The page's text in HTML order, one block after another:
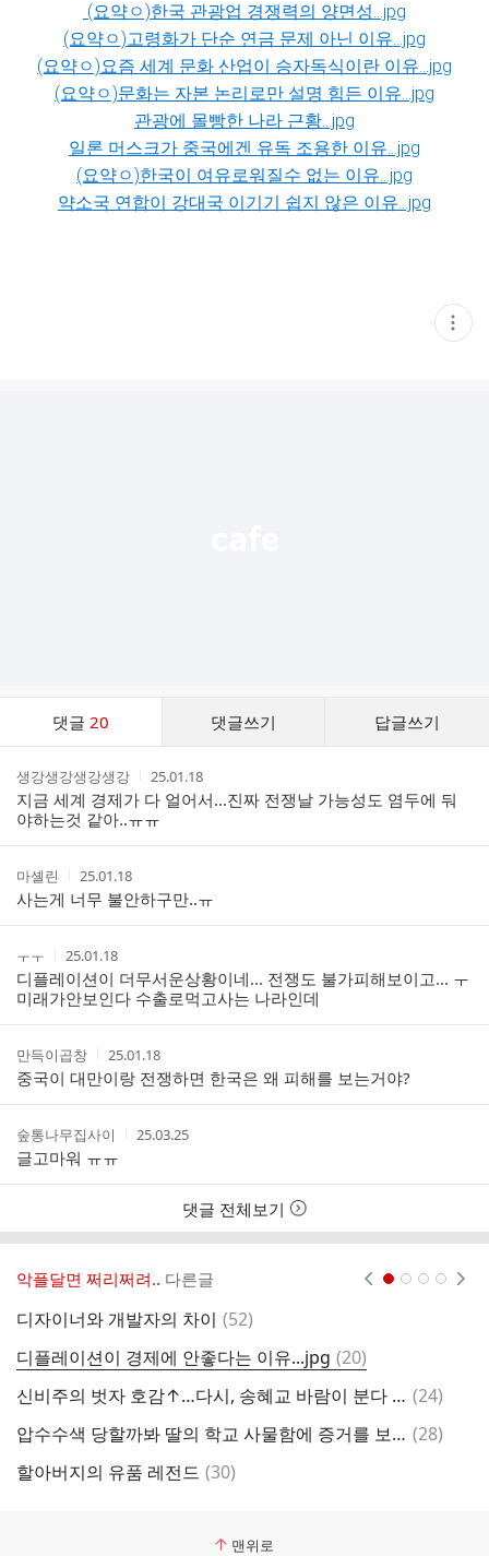
(요약ㅇ)한국 관광업 경쟁력의 양면성...jpg
(요약ㅇ)고령화가 단순 연금 문제 아닌 이유...jpg
(요약ㅇ)요즘 세계 문화 산업이 승자독식이란 이유...jpg
(요약ㅇ)문화는 자본 논리로만 설명 힘든 이유...jpg
관광에 몰빵한 나라 근황...jpg
일론 머스크가 중국에겐 유독 조용한 이유...jpg
(요약ㅇ)한국이 여유로워질수 없는 이유...jpg
약소국 연합이 강대국 이기기 쉽지 않은 이유...jpg
현
재
댓글20 댓글쓰기 답글쓰기
트
작
성
자
생강생강생강생강
작
성
시
간
25.01.18
지금 세계 경제가 다 얼어서...진짜 전쟁날 가능성도 염두에 둬
야하는것 같아..ㅠㅠ
작
성
자
마셸린
작
성
시
간
25.01.18
사는게 너무 불안하구만..ㅠ
작
성
자
ㅜㅜ
작
성
시
간
25.01.18
디플레이션이 더무서운상황이네... 전쟁도 불가피해보이고... ㅜ
미래가안보인다 수출로먹고사는 나라인데
작
성
자
만득이곱창
작
성
시
간
25.01.18
중국이 대만이랑 전쟁하면 한국은 왜 피해를 보는거야?
작
성
자
숲통나무집사이
작
간
25.03.25
글고마워 ㅠㅠ
댓글 전체보기
악플달면 쩌리쩌려.. 다른글
디자이너와 개발자의 차이 댓
(52)
디플레이션이 경제에 안좋다는 이유...jpg 댓
글
(20)
신비주의 벗자 호감↑…다시, 송혜교 바람이 분다 [N초점] 댓
(24)
압수수색 당할까봐 딸의 학교 사물함에 증거를 보관한 윤석열 대선캠프 실장 댓
(28)
할아버지의 유품 레전드 댓
(30)
맨위로